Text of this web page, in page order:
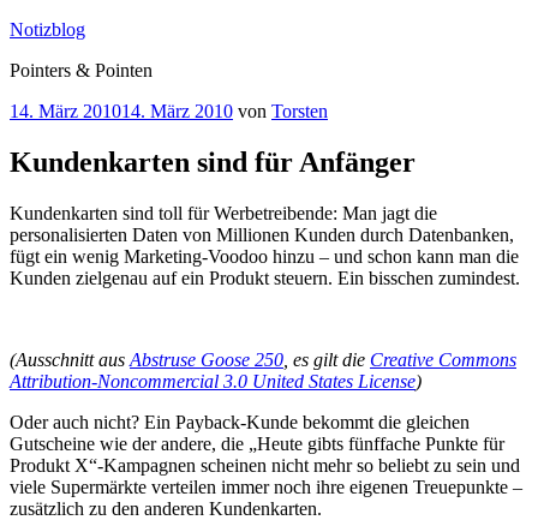
Zum
springen
Notizblog
Pointers & Pointen
Veröffentlicht
14. März 201014. März 2010 von Torsten
Kundenkarten sind für Anfänger
Kundenkarten sind toll für Werbetreibende: Man jagt die
personalisierten Daten von Millionen Kunden durch Datenbanken,
fügt ein wenig Marketing-Voodoo hinzu – und schon kann man die
Kunden zielgenau auf ein Produkt steuern. Ein bisschen zumindest.
(Ausschnitt aus Abstruse Goose 250 , es gilt die Creative Commons
Attribution-Noncommercial 3.0 United States License)
Oder auch nicht? Ein Payback-Kunde bekommt die gleichen
Gutscheine wie der andere, die „Heute gibts fünffache Punkte für
Produkt X“-Kampagnen scheinen nicht mehr so beliebt zu sein und
viele Supermärkte verteilen immer noch ihre eigenen Treuepunkte –
zusätzlich zu den anderen Kundenkarten.